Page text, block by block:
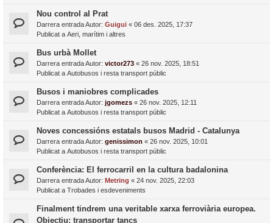
Nou control al Prat
Darrera entrada Autor: Guigui « 06 des. 2025, 17:37
Publicat a Aeri, marítim i altres
Bus urbà Mollet
Darrera entrada Autor: victor273 « 26 nov. 2025, 18:51
Publicat a Autobusos i resta transport públic
Busos i maniobres complicades
Darrera entrada Autor: jgomezs « 26 nov. 2025, 12:11
Publicat a Autobusos i resta transport públic
Noves concessións estatals busos Madrid - Catalunya
Darrera entrada Autor: genissimon « 26 nov. 2025, 10:01
Publicat a Autobusos i resta transport públic
Conferència: El ferrocarril en la cultura badalonina
Darrera entrada Autor: Metring « 24 nov. 2025, 22:03
Publicat a Trobades i esdeveniments
Finalment tindrem una veritable xarxa ferroviària europea.
Objectiu: transportar tancs